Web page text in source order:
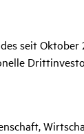
seit Oktober